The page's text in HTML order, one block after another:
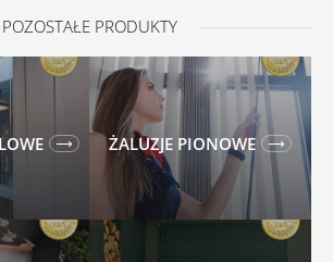
POZOSTAŁE PRODUKTY
ŻALUZJE PIONOWE